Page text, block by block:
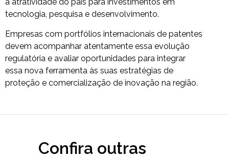
tecnologia, pesquisa e desenvolvimento.
Empresas com portfólios internacionais de patentes
devem acompanhar atentamente essa evolução
regulatória e avaliar oportunidades para integrar
essa nova ferramenta às suas estratégias de
proteção e comercialização de inovação na região.
Confira outras